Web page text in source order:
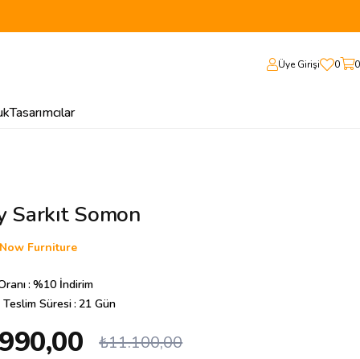
Üye Girişi 0 0
Tasarımcılar
Sarkıt Somon
Now Furniture
: %10İndirim
Teslim Süresi: 21 Gün
₺11.100,00